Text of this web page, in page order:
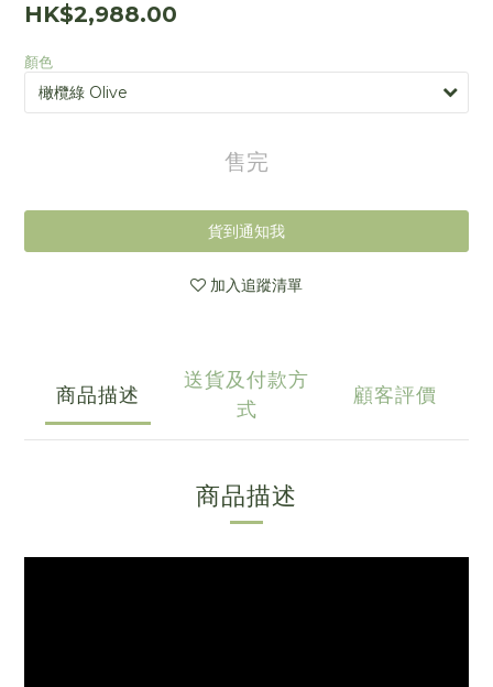
HK$2,988.00
顏色
售完
貨到通知我
加入追蹤清單
商品描述
送貨及付款方
式
顧客評價
商品描述